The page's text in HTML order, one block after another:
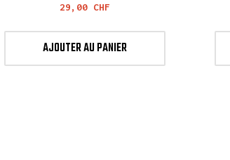
Prix
29,00 CHF
AJOUTER AU PANIER